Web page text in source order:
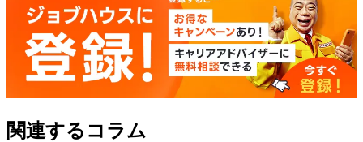
関連するコラム